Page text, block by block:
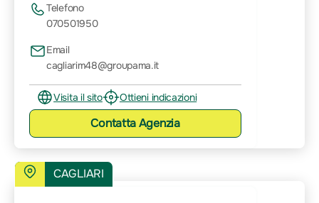
Telefono
070501950
Email
cagliarim48@groupama.it
Visita il sito Ottieni indicazioni
ContattaAgenzia
CAGLIARI